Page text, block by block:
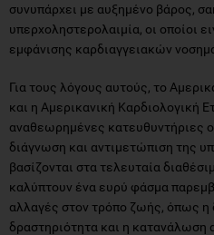
συνυπάρχει με αυξημένο βάρος,
υπερχοληστερολαιμία, οι οποίοι
εμφάνισης καρδιαγγειακών
Για τους λόγους αυτούς, το
και η Αμερικανική Καρδιολογική
αναθεωρημένες κατευθυντήριες
διάγνωση και αντιμετώπιση της
βασίζονται στα τελευταία
καλύπτουν ένα ευρύ φάσμα
αλλαγές στον τρόπο ζωής, όπως η
δραστηριότητα και η κατανάλωση